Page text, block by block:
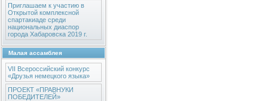
Приглашаем к участию в
Открытой комплексной
спартакиаде среди
национальных диаспор
города Хабаровска 2019 г.
Малая ассамблея
VII Всероссийский конкурс
«Друзья немецкого языка»
ПРОЕКТ «ПРАВНУКИ
ПОБЕДИТЕЛЕЙ»